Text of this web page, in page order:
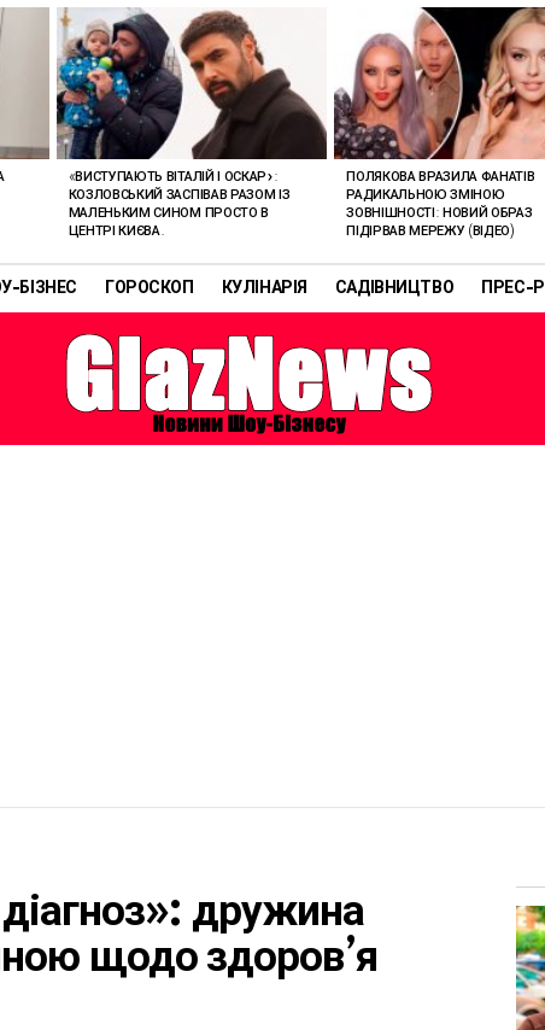
БІЗНЕС ГОРОСКОП КУЛІНАРІЯ САДІВНИЦТВО ПРЕС-
«ВИСТУПАЮТЬ ВІТАЛІЙ І ОСКАР»:
КОЗЛОВСЬКИЙ ЗАСПІВАВ РАЗОМ ІЗ
МАЛЕНЬКИМ СИНОМ ПРОСТО В
ЦЕНТРІ КИЄВА.
ПОЛЯКОВА ВРАЗИЛА ФАНАТІВ
РАДИКАЛЬНОЮ ЗМІНОЮ
ЗОВНІШНОСТІ: НОВИЙ ОБРАЗ
ПІДІРВАВ МЕРЕЖУ (ВІДЕО)
дружина
щодо здоров’я